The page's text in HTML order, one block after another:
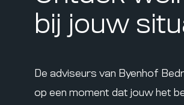
bij jouw
De adviseurs van Byenhof
op een moment dat jouw het